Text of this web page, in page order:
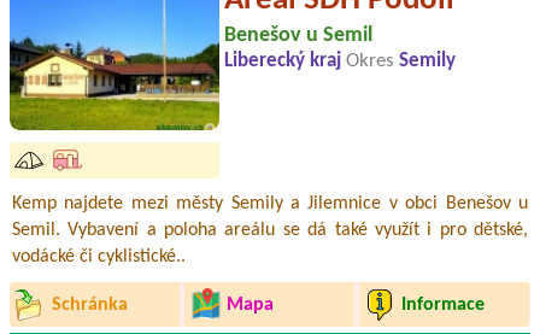
Benešov u Semil
Liberecký kraj Okres Semily
Kemp najdete mezi městy Semily a Jilemnice v obci Benešov u
Semil. Vybavení a poloha areálu se dá také využít i pro dětské,
vodácké či cyklistické..
Schránka Mapa Informace